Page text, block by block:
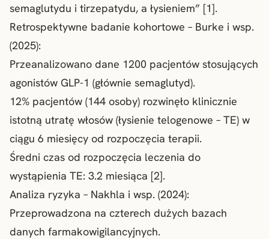
semaglutydu i tirzepatydu, a łysieniem” [1].
Retrospektywne badanie kohortowe – Burke i wsp.
(2025):
Przeanalizowano dane 1200 pacjentów stosujących
agonistów GLP-1 (głównie semaglutyd).
12% pacjentów (144 osoby) rozwinęło klinicznie
istotną utratę włosów (łysienie telogenowe – TE) w
ciągu 6 miesięcy od rozpoczęcia terapii.
Średni czas od rozpoczęcia leczenia do
wystąpienia TE: 3.2 miesiąca [2].
Analiza ryzyka – Nakhla i wsp. (2024):
Przeprowadzona na czterech dużych bazach
danych farmakowigilancyjnych.